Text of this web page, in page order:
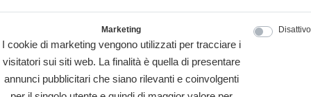
Marketing
I cookie di marketing vengono utilizzati per tracciare i
visitatori sui siti web. La finalità è quella di presentare
annunci pubblicitari che siano rilevanti e coinvolgenti
Disattivo